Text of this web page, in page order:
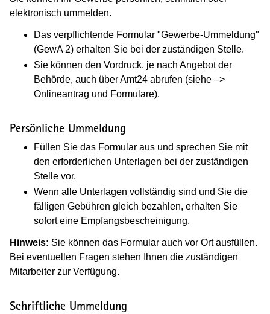
elektronisch ummelden.
Das verpflichtende Formular "Gewerbe-Ummeldung"
(GewA 2) erhalten Sie bei der zuständigen Stelle.
Sie können den Vordruck, je nach Angebot der
Behörde, auch über Amt24 abrufen (siehe –>
Onlineantrag und Formulare).
Persönliche Ummeldung
Füllen Sie das Formular aus und sprechen Sie mit
den erforderlichen Unterlagen bei der zuständigen
Stelle vor.
Wenn alle Unterlagen vollständig sind und Sie die
fälligen Gebühren gleich bezahlen, erhalten Sie
sofort eine Empfangsbescheinigung.
Hinweis: Sie können das Formular auch vor Ort ausfüllen.
Bei eventuellen Fragen stehen Ihnen die zuständigen
Mitarbeiter zur Verfügung.
Schriftliche Ummeldung